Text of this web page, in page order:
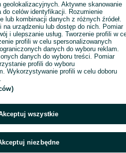
geolokalizacyjnych. Aktywne skanowanie
celów identyfikacji. Rozumienie
lub kombinacji danych z różnych źródeł.
na urządzeniu lub dostęp do nich. Pomiar
i ulepszanie usług. Tworzenie profili w
profili w celu spersonalizowanych
danych do wyboru reklam.
danych do wyboru treści. Pomiar
profili do wyboru
Wykorzystywanie profili w celu doboru
wszystkie
niezbędne